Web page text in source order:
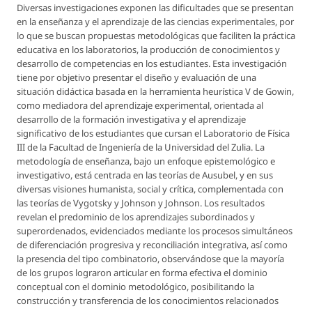
Diversas investigaciones exponen las dificultades que se presentan
en la enseñanza y el aprendizaje de las ciencias experimentales, por
lo que se buscan propuestas metodológicas que faciliten la práctica
educativa en los laboratorios, la producción de conocimientos y
desarrollo de competencias en los estudiantes. Esta investigación
tiene por objetivo presentar el diseño y evaluación de una
situación didáctica basada en la herramienta heurística V de Gowin,
como mediadora del aprendizaje experimental, orientada al
desarrollo de la formación investigativa y el aprendizaje
significativo de los estudiantes que cursan el Laboratorio de Física
III de la Facultad de Ingeniería de la Universidad del Zulia. La
metodología de enseñanza, bajo un enfoque epistemológico e
investigativo, está centrada en las teorías de Ausubel, y en sus
diversas visiones humanista, social y crítica, complementada con
las teorías de Vygotsky y Johnson y Johnson. Los resultados
revelan el predominio de los aprendizajes subordinados y
superordenados, evidenciados mediante los procesos simultáneos
de diferenciación progresiva y reconciliación integrativa, así como
la presencia del tipo combinatorio, observándose que la mayoría
de los grupos lograron articular en forma efectiva el dominio
conceptual con el dominio metodológico, posibilitando la
construcción y transferencia de los conocimientos relacionados